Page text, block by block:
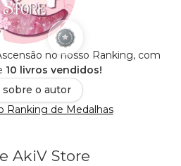
no nosso Ranking, com
10 livros vendidos!
sobre o autor
Ranking de Medalhas
AkiV Store